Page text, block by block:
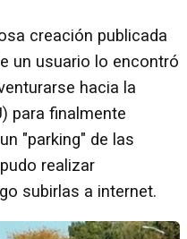
creación publicada
un usuario lo encontró
hacia la
para finalmente
"parking" de las
realizar
subirlas a internet.